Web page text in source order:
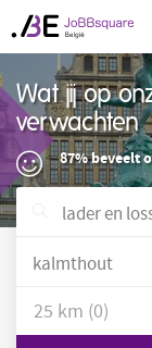
Wat jij op
verwachten
87% beveelt